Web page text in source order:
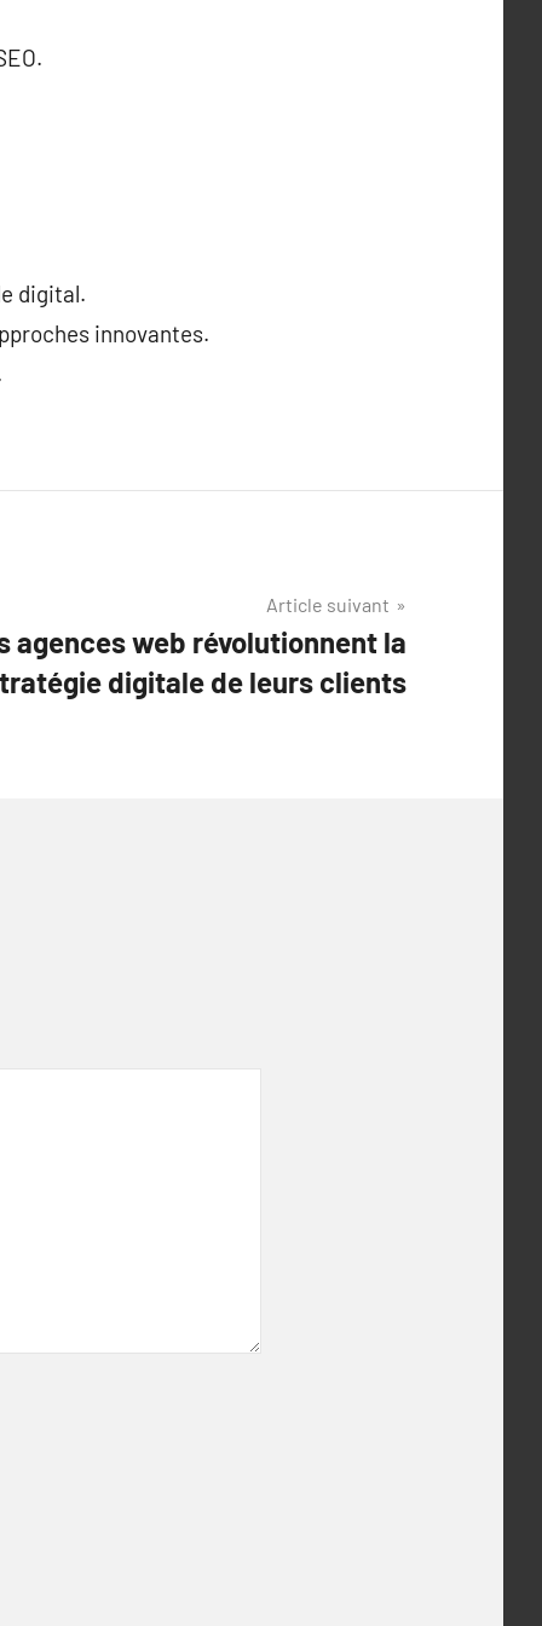
digital.
innovantes.
Article suivant
agences web révolutionnent la
digitale de leurs clients